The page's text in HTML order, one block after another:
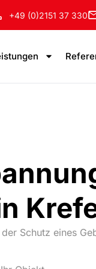
+49 (0)2151 37 330
Schutz eines